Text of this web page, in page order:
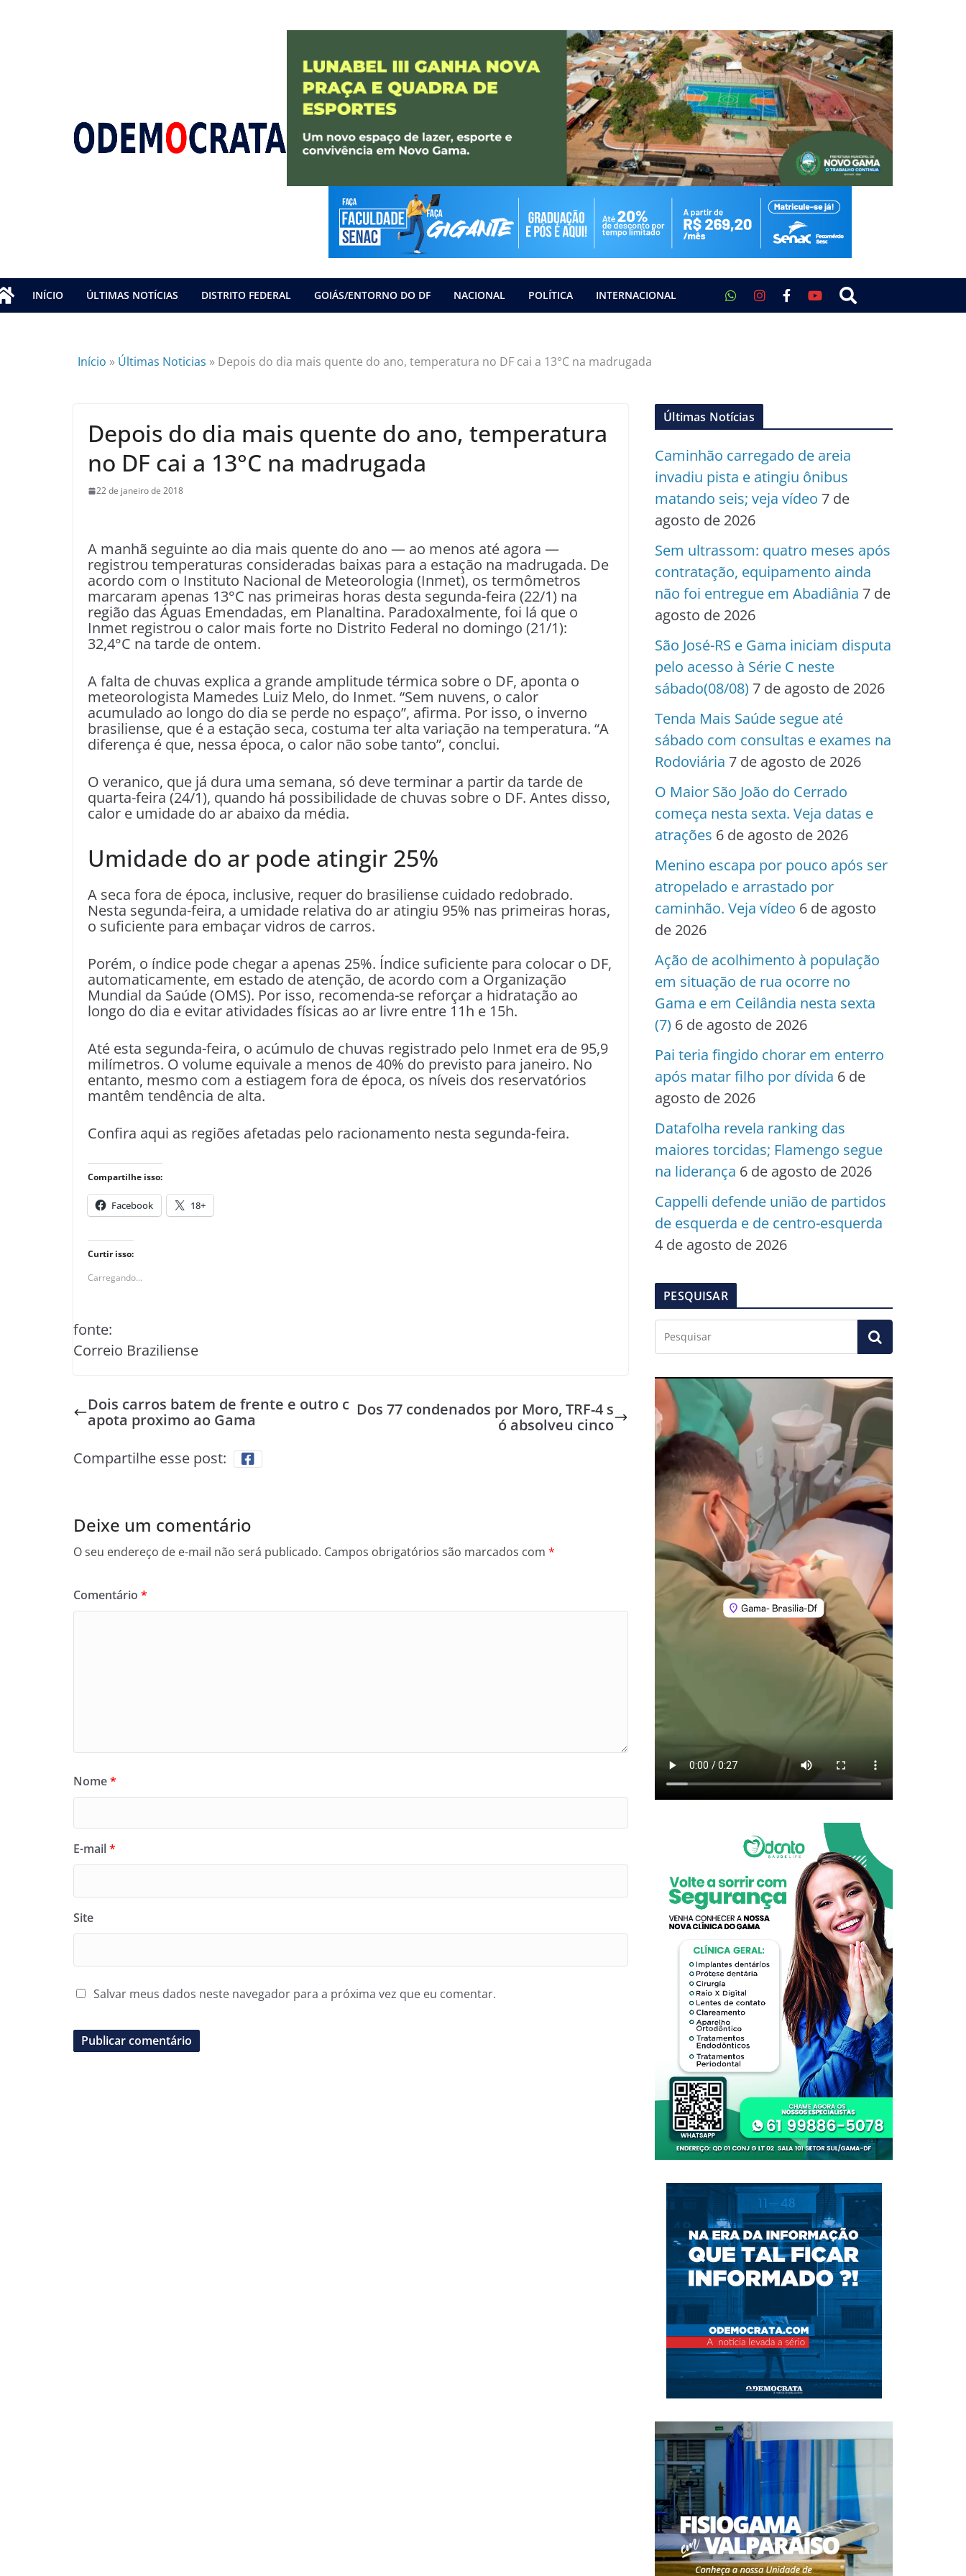
INÍCIO ÚLTIMAS NOTÍCIAS DISTRITO FEDERAL GOIÁS/ENTORNO DO DF NACIONAL POLÍTICA INTERNACIONAL
Início » Últimas Noticias » Depois do dia mais quente do ano, temperatura no DF cai a 13°C na madrugada
Depois do dia mais quente do ano, temperatura
no DF cai a 13°C na madrugada
22 de janeiro de 2018
A manhã seguinte ao dia mais quente do ano — ao menos até agora —
registrou temperaturas consideradas baixas para a estação na madrugada. De
acordo com o Instituto Nacional de Meteorologia (Inmet), os termômetros
marcaram apenas 13°C nas primeiras horas desta segunda-feira (22/1) na
região das Águas Emendadas, em Planaltina. Paradoxalmente, foi lá que o
Inmet registrou o calor mais forte no Distrito Federal no domingo (21/1):
32,4°C na tarde de ontem.
A falta de chuvas explica a grande amplitude térmica sobre o DF, aponta o
meteorologista Mamedes Luiz Melo, do Inmet. “Sem nuvens, o calor
acumulado ao longo do dia se perde no espaço”, afirma. Por isso, o inverno
brasiliense, que é a estação seca, costuma ter alta variação na temperatura. “A
diferença é que, nessa época, o calor não sobe tanto”, conclui.
O veranico, que já dura uma semana, só deve terminar a partir da tarde de
quarta-feira (24/1), quando há possibilidade de chuvas sobre o DF. Antes disso,
calor e umidade do ar abaixo da média.
Umidade do ar pode atingir 25%
A seca fora de época, inclusive, requer do brasiliense cuidado redobrado.
Nesta segunda-feira, a umidade relativa do ar atingiu 95% nas primeiras horas,
o suficiente para embaçar vidros de carros.
Porém, o índice pode chegar a apenas 25%. Índice suficiente para colocar o DF,
automaticamente, em estado de atenção, de acordo com a Organização
Mundial da Saúde (OMS). Por isso, recomenda-se reforçar a hidratação ao
longo do dia e evitar atividades físicas ao ar livre entre 11h e 15h.
Até esta segunda-feira, o acúmulo de chuvas registrado pelo Inmet era de 95,9
milímetros. O volume equivale a menos de 40% do previsto para janeiro. No
entanto, mesmo com a estiagem fora de época, os níveis dos reservatórios
mantêm tendência de alta.
Confira aqui as regiões afetadas pelo racionamento nesta segunda-feira.
Compartilhe isso:
Facebook 18+
Curtir isso:
Carregando...
fonte:
Correio Braziliense
Dois carros batem de frente e outro c
apota proximo ao Gama
Dos 77 condenados por Moro, TRF-4 s
ó absolveu cinco
Compartilhe esse post:
Deixe um comentário
O seu endereço de e-mail não será publicado. Campos obrigatórios são marcados com *
Comentário *
Nome*
E-mail*
Site
Salvar meus dados neste navegador para a próxima vez que eu comentar.
Últimas Notícias
Caminhão carregado de areia
invadiu pista e atingiu ônibus
matando seis; veja vídeo 7 de
agosto de 2026
Sem ultrassom: quatro meses após
contratação, equipamento ainda
não foi entregue em Abadiânia 7 de
agosto de 2026
São José-RS e Gama iniciam disputa
pelo acesso à Série C neste
sábado(08/08) 7 de agosto de 2026
Tenda Mais Saúde segue até
sábado com consultas e exames na
Rodoviária 7 de agosto de 2026
O Maior São João do Cerrado
começa nesta sexta. Veja datas e
atrações 6 de agosto de 2026
Menino escapa por pouco após ser
atropelado e arrastado por
caminhão. Veja vídeo 6 de agosto
de 2026
Ação de acolhimento à população
em situação de rua ocorre no
Gama e em Ceilândia nesta sexta
(7) 6 de agosto de 2026
Pai teria fingido chorar em enterro
após matar filho por dívida 6 de
agosto de 2026
Datafolha revela ranking das
maiores torcidas; Flamengo segue
na liderança 6 de agosto de 2026
Cappelli defende união de partidos
de esquerda e de centro-esquerda
4 de agosto de 2026
PESQUISAR